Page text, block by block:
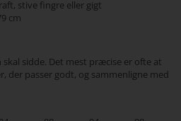
stive fingre eller gigt
cm
sidde. Det mest præcise er ofte at
der passer godt, og sammenligne med